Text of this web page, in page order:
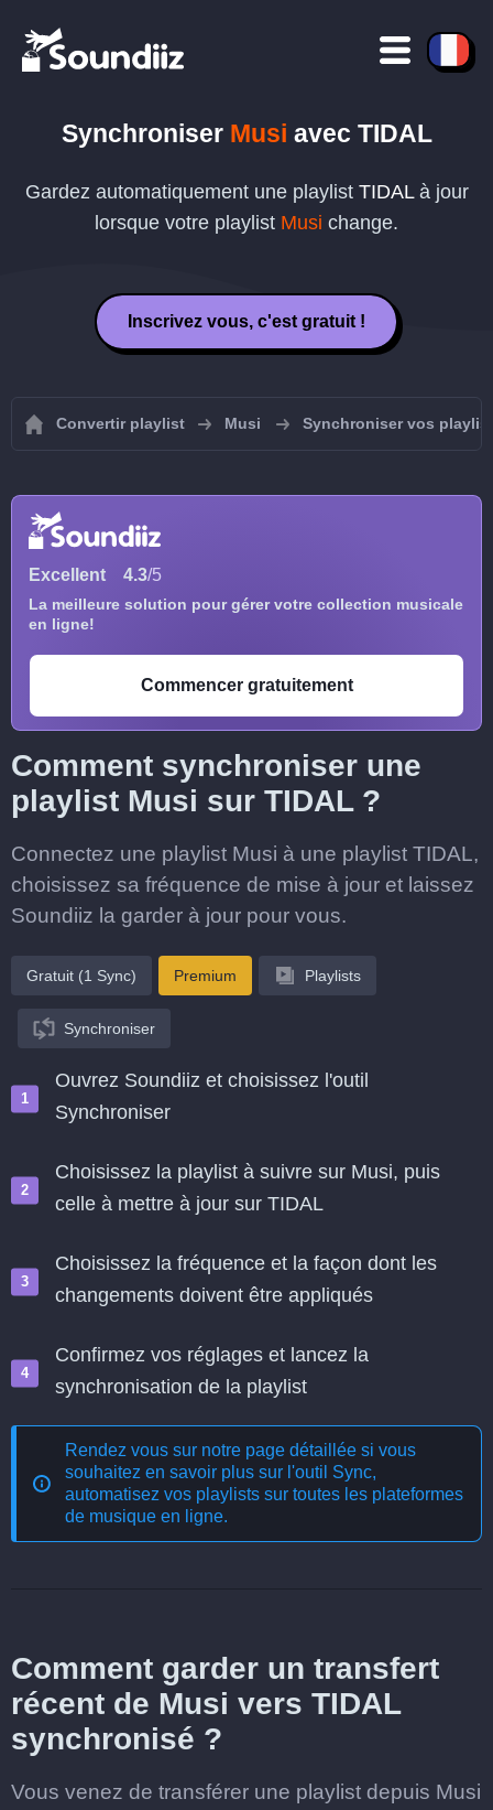
Synchroniser Musi avec TIDAL
Gardez automatiquement une playlist TIDALà jour
lorsque votre playlist Musi change.
Inscrivez vous, c'est gratuit !
Convertir playlist Musi Synchroniser vos
Excellent 4.3/5
La meilleure solution pour gérer votre collection musicale
en ligne!
Commencer gratuitement
Comment synchroniser une
playlist Musi sur TIDAL ?
Connectez une playlist Musi à une playlist TIDAL,
choisissez sa fréquence de mise à jour et laissez
Soundiiz la garder à jour pour vous.
Gratuit (1 Sync) Premium Playlists
Synchroniser
Ouvrez Soundiiz et choisissez l'outil
Synchroniser
Choisissez la playlist à suivre sur Musi, puis
celle à mettre à jour sur TIDAL
Choisissez la fréquence et la façon dont les
changements doivent être appliqués
Confirmez vos réglages et lancez la
synchronisation de la playlist
Rendez vous sur notre page détaillée si vous
souhaitez en savoir plus sur l'outil Sync,
automatisez vos playlists sur toutes les plateformes
de musique en ligne.
Comment garder un transfert
récent de Musi vers TIDAL
synchronisé ?
Vous venez de transférer une playlist depuis Musi